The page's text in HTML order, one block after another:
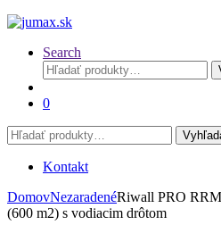
Search
Hľadať:
0
Hľadať:
Kontakt
DomovNezaradenéRiwall PRO
(600 m2) s vodiacim drôtom